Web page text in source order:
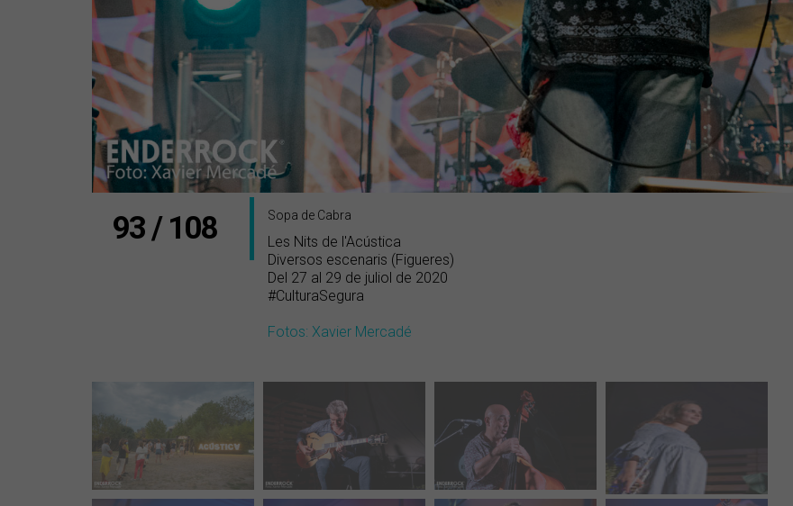
93 / 108 Sopa de Cabra
Les Nits de l'Acústica
Diversos escenaris (Figueres)
Del 27 al 29 de juliol de 2020
#CulturaSegura
Fotos: Xavier Mercadé